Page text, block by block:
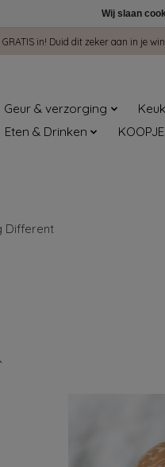
in! Duid dit zeker aan in je
Geur & verzorging
Eten & Drinken
Different
Wij slaan